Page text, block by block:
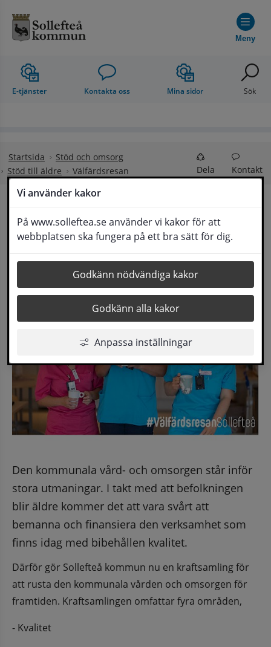
Vi använder kakor
På www.solleftea.se använder vi kakor för att
webbplatsen ska fungera på ett bra sätt för dig.
Godkänn nödvändiga kakor
Godkänn alla kakor
Anpassa inställningar
Meny
E-tjänster Kontakta oss Mina sidor Sök
Startsida
Stöd och omsorg
Stöd till äldre
Välfärdsresan Dela Kontakt
#VälfärdsresanSollefteå
Den kommunala vård- och omsorgen står inför
stora utmaningar. I takt med att befolkningen
blir äldre kommer det att vara svårt att
bemanna och finansiera den verksamhet som
finns idag med bibehållen kvalitet.
Därför gör Sollefteå kommun nu en kraftsamling för
att rusta den kommunala vården och omsorgen för
framtiden. Kraftsamlingen omfattar fyra områden,
- Kvalitet